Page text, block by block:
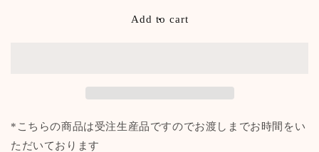
CHRONOSAdd to cart
*こちらの商品は受注生産品ですのでお渡しまでお時間をい
ただいております